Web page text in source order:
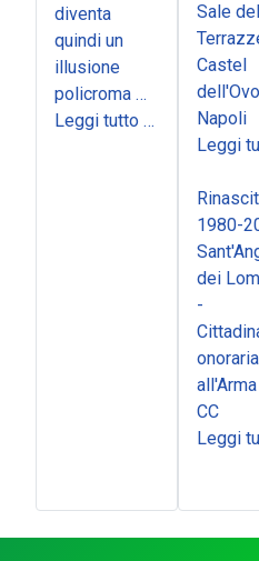
diventa
quindi un
illusione
policroma …
Leggi tutto …
Sale
Castel
Napoli
Leggi
1980-
dei
-
onoraria
CC
Leggi